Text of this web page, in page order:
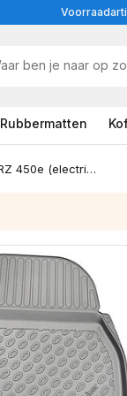
Rubbermatten
Rubbermatten Lexus RZ 450e (electric) 2023-heden - 3D Schaalmatten